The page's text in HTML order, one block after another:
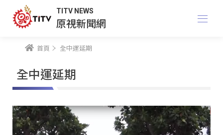
TITV NEWS
原視新聞網
首頁 全中運延期
全中運延期